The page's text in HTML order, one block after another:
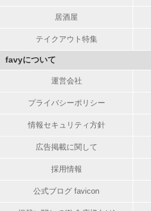
居酒屋
テイクアウト特集
favyについて
運営会社
プライバシーポリシー
情報セキュリティ方針
広告掲載に関して
採用情報
公式ブログ favicon